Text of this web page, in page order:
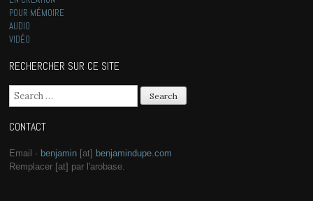
POUR MÉMOIRE
AUDIO
VIDÉO
RECHERCHER SUR CE SITE
Search for:
CONTACT
Email · benjamin [at] benjamindupe.com
Remplacer [at] par l'arobase.